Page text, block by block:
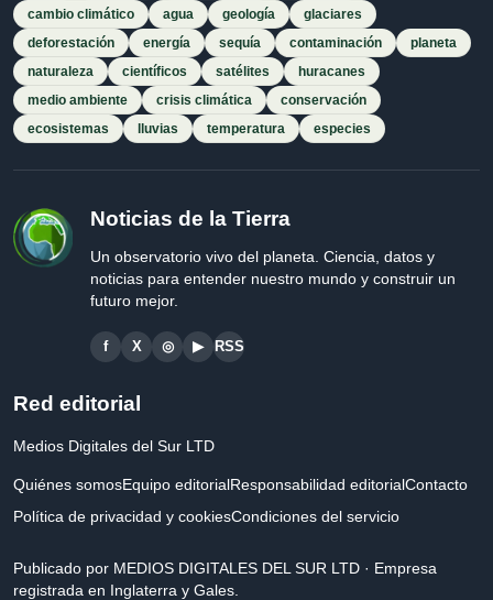
cambio climático
agua geología
glaciares
deforestación
energía sequía contaminación
planeta
naturaleza
científicos satélites
huracanes
medio ambiente
crisis climática
conservación
ecosistemas
lluvias temperatura especies
Noticias de la Tierra
Un observatorio vivo del planeta. Ciencia, datos y
noticias para entender nuestro mundo y construir un
futuro mejor.
f X ◎ ▶ RSS
Red editorial
Medios Digitales del Sur LTD
Quiénes somosEquipo editorialResponsabilidad editorialContacto
Política de privacidad y cookiesCondiciones del servicio
Publicado por MEDIOS DIGITALES DEL SUR LTD · Empresa
registrada en Inglaterra y Gales.